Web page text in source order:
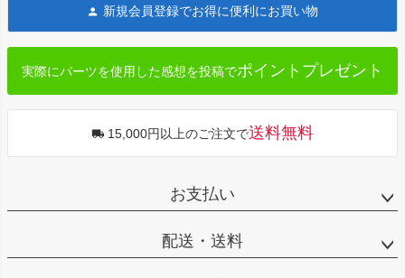
へ
新規会員登録でお得に便利にお買い物
実際にパーツを使用した感想を投稿でポイントプレゼント
15,000円以上のご注文で送料無料
お支払い
配送・送料